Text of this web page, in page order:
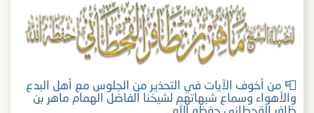
📮 من أخوف الآيات في التحذير من الجلوس مع أهل البدع
والأهواء وسماع شبهاتهم لشيخنا الفاضل الهمام ماهر بن